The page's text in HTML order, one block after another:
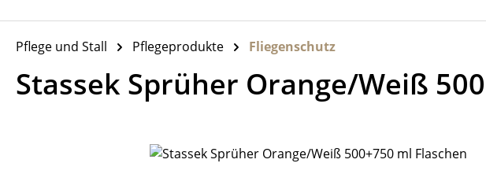
Pflege und Stall Pflegeprodukte Fliegenschutz
Stassek Sprüher Orange/Weiß
Bildergalerie überspringen